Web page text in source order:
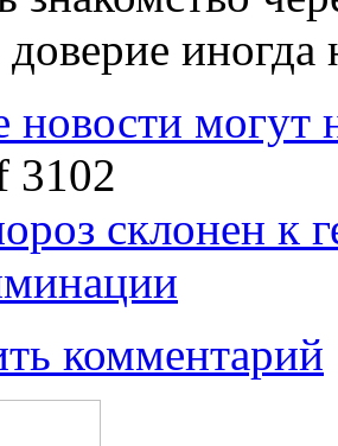
доверие
новости могут
3102
склонен к
комментарий